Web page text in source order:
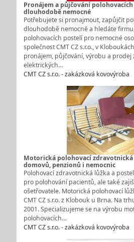
Pronájem a půjčování
dlouhodobě nemocné
Potřebujete si pronajmout, zapůjčit
dlouhodobě nemocné a hledáte
polohovacích postelí pro nemocné
společnost CMT CZ s.r.o., v
pronájem, půjčování, výrobu a prodej
elektrických…
CMT CZ s.r.o. - zakázková kovovýroba
Motorická polohovací zdravotnická
domovů, penzionů i nemocnic
Polohovací zdravotnická lůžka a
pro polohování pacientů, ale také
ošetřovatele. Motorická polohovací
CMT CZ s.r.o. z Klobouk u Brna. Na
2001. Specializujeme se na výrobu
polohovacích…
CMT CZ s.r.o. - zakázková kovovýroba